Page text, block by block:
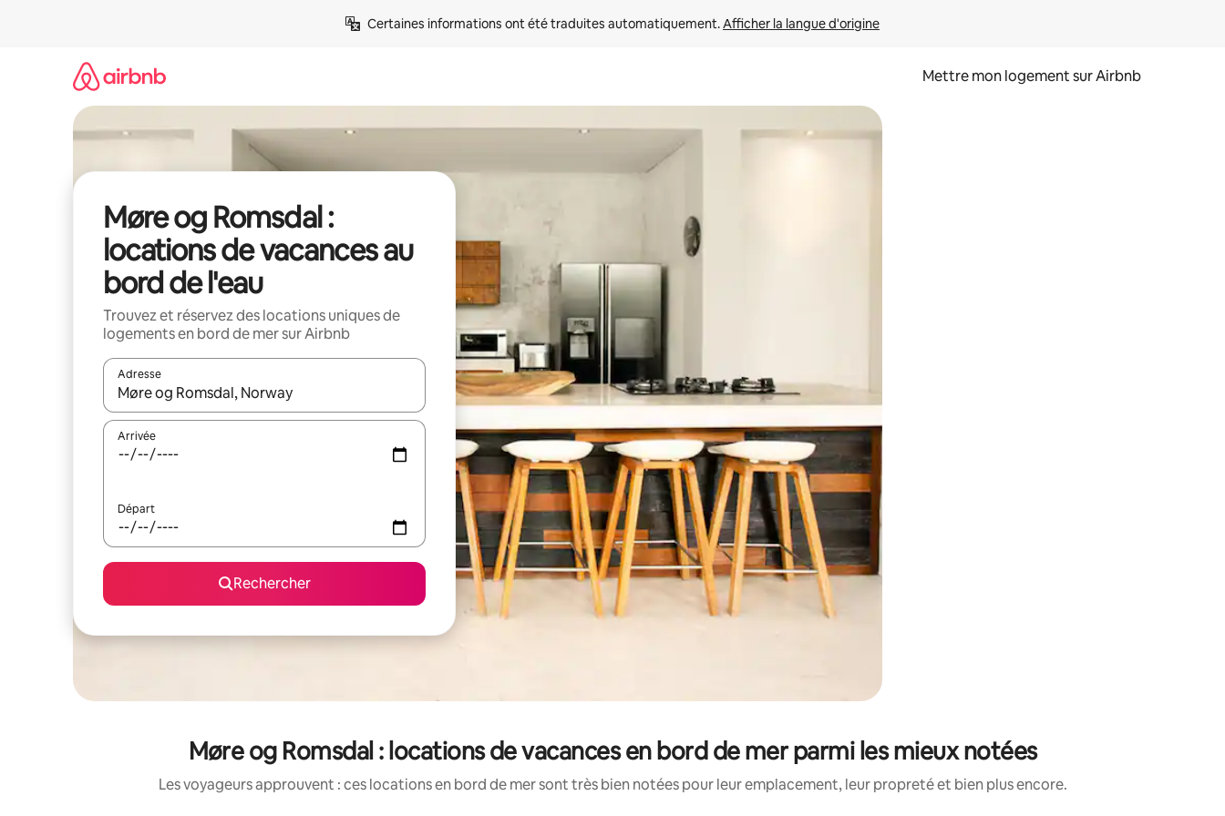
Certaines informations ont été traduites automatiquement. Afficher la langue d'origine
Mettre mon logement sur Airbnb
Møre og Romsdal :
locations de vacances au
bord de l'eau
Trouvez et réservez des locations uniques de
logements en bord de mer sur Airbnb
Adresse
Lorsque les résultats s'affichent, utilisez les flèches vers le haut et vers le bas pour les parcourir ou en appuyant et en faisant glisser.
Arrivée
Départ
Rechercher
Møre og Romsdal : locations de vacances en bord de mer parmi les mieux notées
Les voyageurs approuvent : ces locations en bord de mer sont très bien notées pour leur emplacement, leur propreté et bien plus encore.